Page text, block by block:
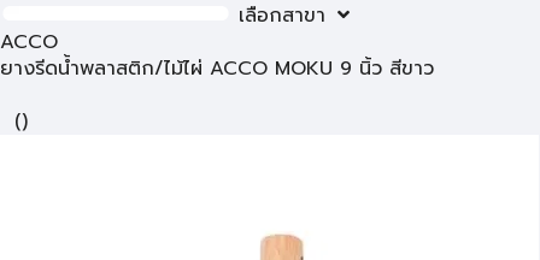
เลือกสาขา
ACCO
ยางรีดน้ำพลาสติก/ไม้ไผ่ ACCO MOKU 9 นิ้ว สีขาว
()